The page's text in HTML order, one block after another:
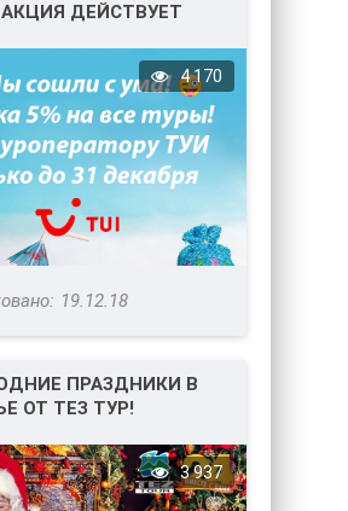
ДЕЙСТВУЕТ
4 170
19.12.18
ПРАЗДНИКИ В
ОТ ТЕЗ ТУР!
3 937